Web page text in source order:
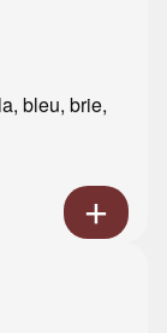
bleu, brie,